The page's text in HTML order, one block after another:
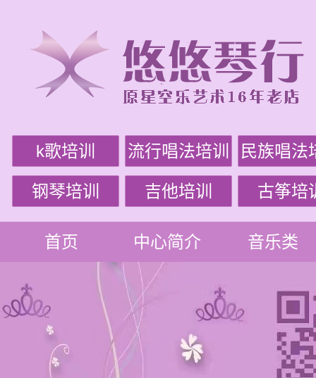
k歌培训 流行唱法培训 民族唱法
钢琴培训 吉他培训 古筝培
首页 中心简介 音乐类